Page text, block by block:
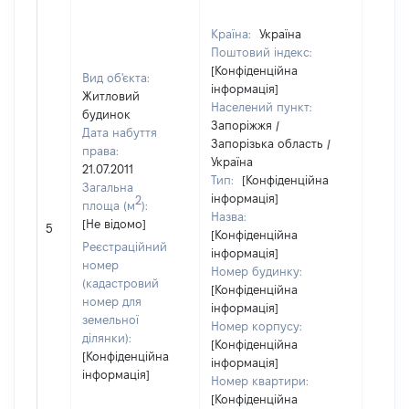
5
Вид об'єкта:
Житловий
будинок
Дата набуття
права:
21.07.2011
Загальна
площа (м2):
[Не відомо]
Реєстраційний
номер
(кадастровий
номер для
земельної
ділянки):
[Конфіденційна
інформація]
Країна:
Україна
Поштовий індекс:
[Конфіденційна
інформація]
Населений пункт:
Запоріжжя /
Запорізька область /
Україна
Тип:
[Конфіденційна
інформація]
Назва:
[Конфіденційна
інформація]
Номер будинку:
[Конфіденційна
інформація]
Номер корпусу:
[Конфіденційна
інформація]
Номер квартири:
[Конфіденційна